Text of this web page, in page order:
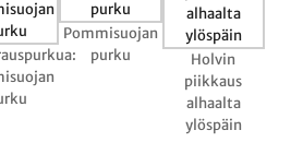
Pommisuojan
purku
Holvin
piikkaus
alhaalta
ylöspäin